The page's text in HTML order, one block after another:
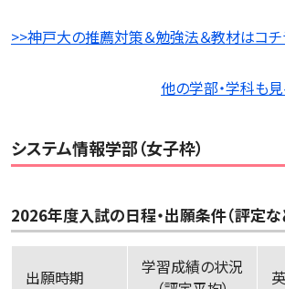
>>神戸大の推薦対策＆勉強法＆教材はコチ
他の学部・学科も見
システム情報学部（女子枠）
2026年度入試の日程・出願条件（評定な
出願時期
学習成績の状況